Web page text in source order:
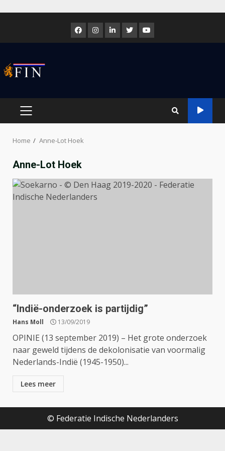
content
FacebookInstagram
LinkedInTwitterYoutube
PRIMARY
Home Anne-Lot Hoek
Anne-Lot Hoek
“Indië-onderzoek is partijdig”
Hans Moll 13/09/2019
OPINIE (13 september 2019) – Het grote onderzoek
naar geweld tijdens de dekolonisatie van voormalig
Nederlands-Indië (1945-1950)...
Lees meer
© Federatie Indische Nederlanders